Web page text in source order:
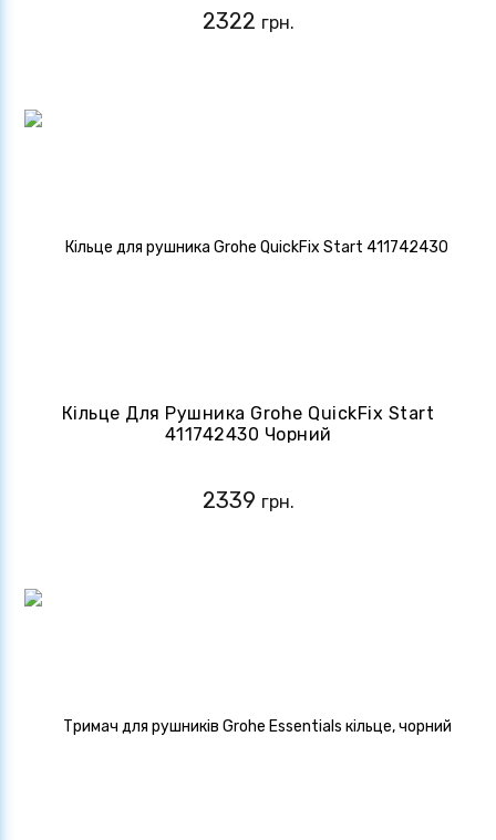
2322 грн.
Кільце Для Рушника Grohe QuickFix Start
411742430 Чорний
2339 грн.